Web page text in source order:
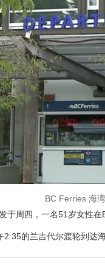
BC Ferries 海
于周四，一名51岁女性在
的兰吉代尔渡轮到达